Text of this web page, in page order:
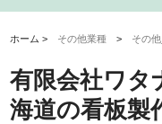
ホーム > その他業種 > その
有限会社ワタ
海道の看板製